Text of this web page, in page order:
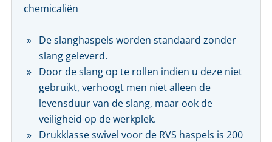
chemicaliën
De slanghaspels worden standaard zonder
slang geleverd.
Door de slang op te rollen indien u deze niet
gebruikt, verhoogt men niet alleen de
levensduur van de slang, maar ook de
veiligheid op de werkplek.
Drukklasse swivel voor de RVS haspels is 200